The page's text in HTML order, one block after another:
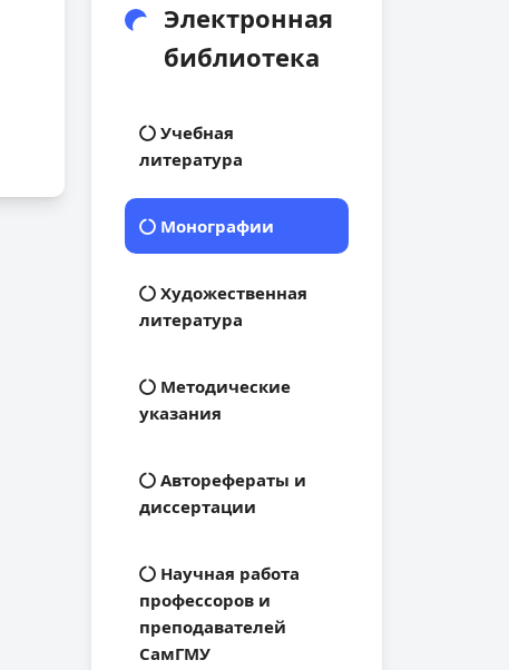
Электронная
библиотека
Учебная
литература
Монографии
Художественная
литература
Методические
указания
Авторефераты и
диссертации
Научная работа
профессоров и
преподавателей
СамГМУ